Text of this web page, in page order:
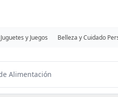
Juguetes y Juegos Belleza y Cuidado
Alimentación